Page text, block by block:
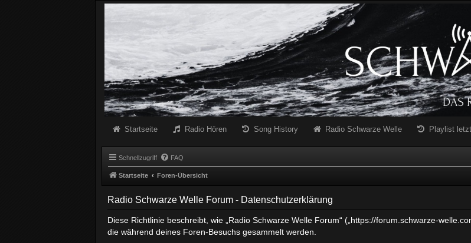
Radio Schwarze Welle Forum
Startseite Radio Hören Song History Radio Schwarze Welle Playlist
Schnellzugriff FAQ
Startseite Foren-Übersicht
Radio Schwarze Welle Forum - Datenschutzerklärung
Diese Richtlinie beschreibt, wie „Radio Schwarze Welle Forum“ („https://forum.schwarze-
die während deines Foren-Besuchs gesammelt werden.